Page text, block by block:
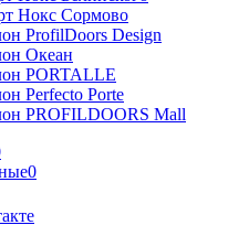
Нокс Сормово
ProfilDoors Design
Океан
PORTALLE
Perfecto Portе
PROFILDOORS Mall
0